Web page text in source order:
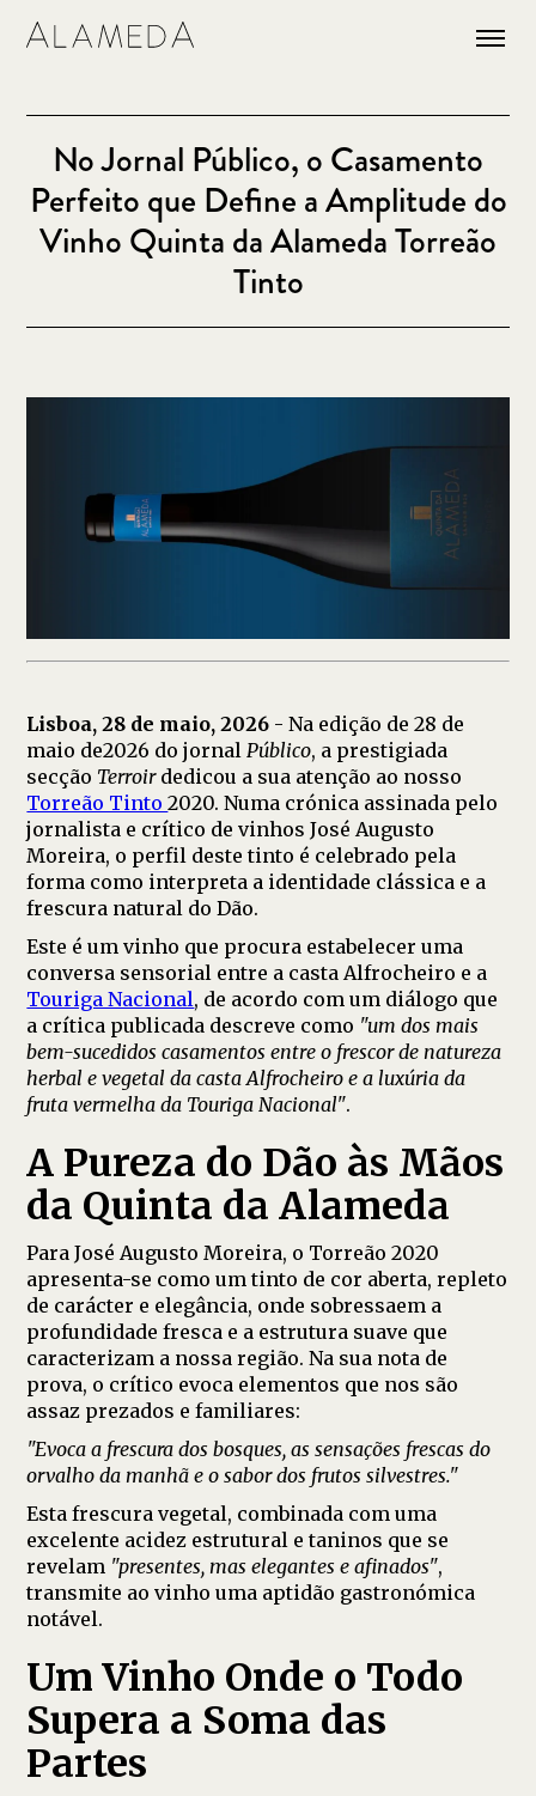
No Jornal Público, o Casamento
Perfeito que Define a Amplitude do
Vinho Quinta da Alameda Torreão
Tinto
Lisboa, 28 de maio, 2026 - Na edição de 28 de
maio de2026 do jornal Público, a prestigiada
secção Terroirdedicou a sua atenção ao nosso
Torreão Tinto2020. Numa crónica assinada pelo
jornalista e crítico de vinhos José Augusto
Moreira, o perfil deste tinto é celebrado pela
forma como interpreta a identidade clássica e a
frescura natural do Dão.
Este é um vinho que procura estabelecer uma
conversa sensorial entre a casta Alfrocheiro e a
Touriga Nacional, de acordo com um diálogo que
a crítica publicada descreve como "um dos mais
bem-sucedidos casamentos entre o frescor de natureza
herbal e vegetal da casta Alfrocheiro e a luxúria da
fruta vermelha da Touriga Nacional".
A Pureza do Dão às Mãos
da Quinta da Alameda
Para José Augusto Moreira, o Torreão 2020
apresenta-se como um tinto de cor aberta, repleto
de carácter e elegância, onde sobressaem a
profundidade fresca e a estrutura suave que
caracterizam a nossa região. Na sua nota de
prova, o crítico evoca elementos que nos são
assaz prezados e familiares:
"Evoca a frescura dos bosques, as sensações frescas do
orvalho da manhã e o sabor dos frutos silvestres."
Esta frescura vegetal, combinada com uma
excelente acidez estrutural e taninos que se
revelam "presentes, mas elegantes e afinados",
transmite ao vinho uma aptidão gastronómica
notável.
Um Vinho Onde o Todo
Supera a Soma das
Partes